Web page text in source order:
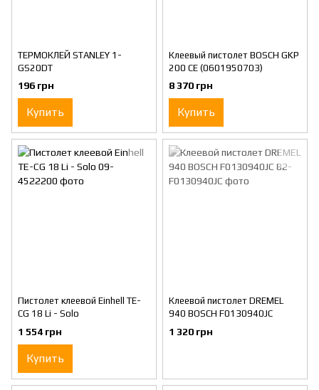
ТЕРМОКЛЕЙ STANLEY 1-
GS20DT
196 грн
Купить
Клеевый пистолет BOSCH GKP
200 CE (0601950703)
8 370 грн
Купить
Пистолет клеевой Einhell TE-
CG 18 Li - Solo
1 554 грн
Купить
Клеевой пистолет DREMEL
940 BOSCH F0130940JC
1 320 грн